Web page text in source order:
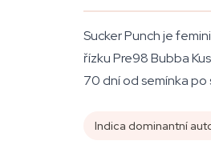
Sucker Punch je
řízku Pre98 Bubba
70 dní od semínka
Indica dominantní